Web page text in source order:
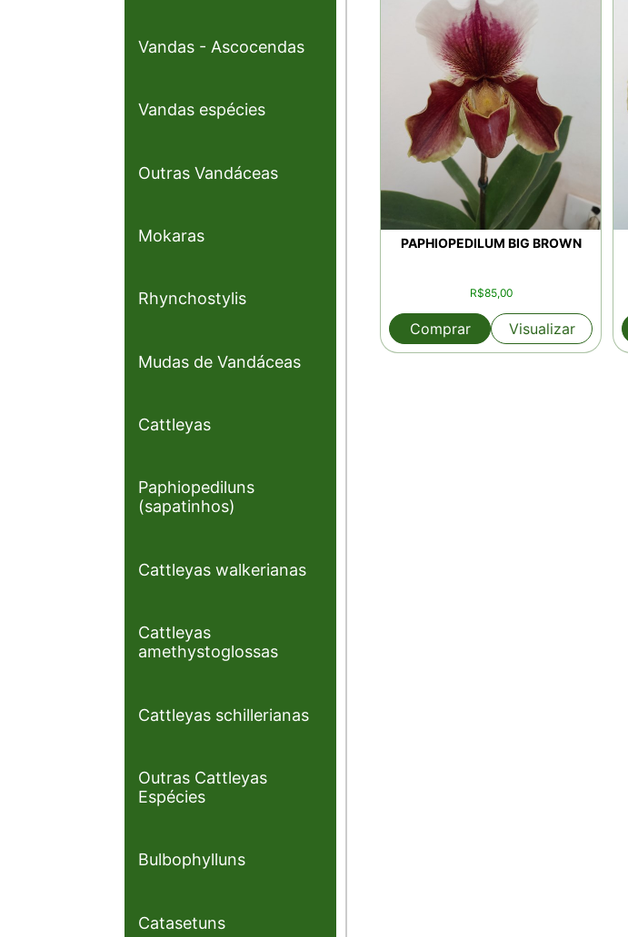
Vandas - Ascocendas
Vandas espécies
Outras Vandáceas
Mokaras
Rhynchostylis
Mudas de Vandáceas
Cattleyas
Paphiopediluns
(sapatinhos)
Cattleyas walkerianas
Cattleyas
amethystoglossas
Cattleyas schillerianas
Outras Cattleyas
Espécies
Bulbophylluns
Catasetuns
PAPHIOPEDILUM BIG BROWN
R$85,00
Comprar Visualizar